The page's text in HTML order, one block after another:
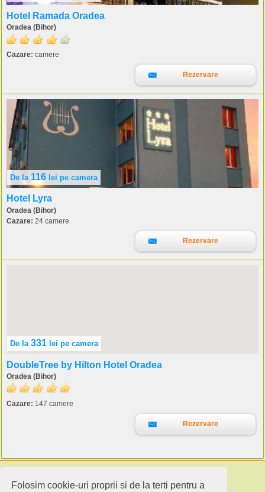
Folosim cookie-uri proprii si de la terti pentru a
Hotel Ramada Oradea
Oradea (Bihor)
Cazare: camere
Rezervare
De la 116 lei pe camera
Hotel Lyra
Oradea (Bihor)
Cazare: 24 camere
Rezervare
De la 331 lei pe camera
DoubleTree by Hilton Hotel Oradea
Oradea (Bihor)
Cazare: 147 camere
Rezervare